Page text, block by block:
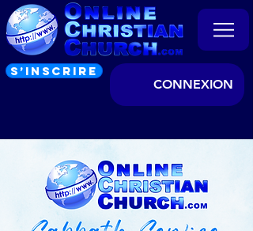
S’INSCRIRE
CONNEXION